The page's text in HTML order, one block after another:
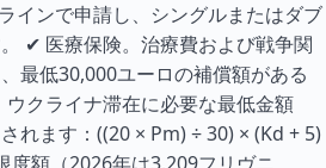
インで申請し、シングルまたはダブ
✔ 医療保険。治療費および戦争関
最低30,000ユーロの補償額がある
クライナ滞在に必要な最低金額
れます：((20 × Pm) ÷ 30) × (Kd + 5)